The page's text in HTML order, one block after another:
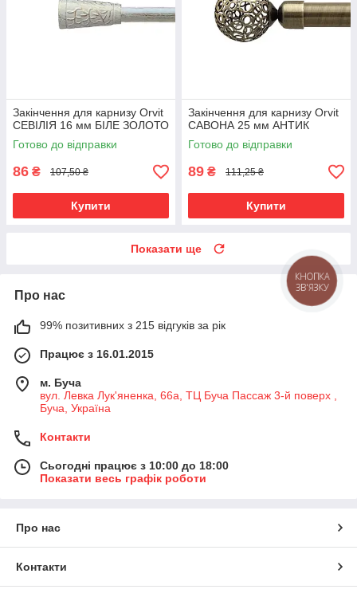
Закінчення для карнизу Orvit
СЕВІЛІЯ 16 мм БІЛЕ ЗОЛОТО
Готово до відправки
86 ₴ 107,50 ₴
Купити
Закінчення для карнизу Orvit
САВОНА 25 мм АНТИК
Готово до відправки
89 ₴ 111,25 ₴
Купити
Показати ще
Про нас
99% позитивних з 215 відгуків за рік
Працює з 16.01.2015
м. Буча
вул. Левка Лук'яненка, 66а, ТЦ Буча Пассаж 3-й поверх ,
Буча, Україна
Контакти
Сьогодні працює з 10:00 до 18:00
Показати весь графік роботи
Про нас
Контакти
КНОПКА
ЗВ'ЯЗКУ